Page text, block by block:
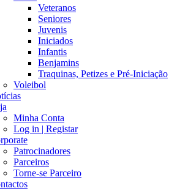
Veteranos
Seniores
Juvenis
Iniciados
Infantis
Benjamins
Traquinas, Petizes e Pré-Iniciação
Voleibol
Minha Conta
Log in | Registar
Patrocinadores
Parceiros
Torne-se Parceiro